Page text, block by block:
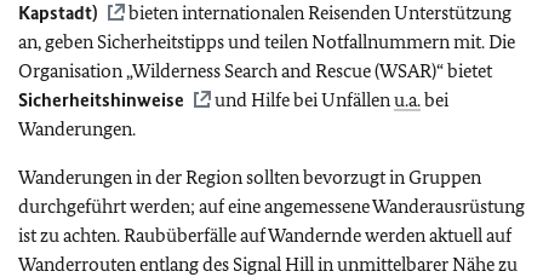
Kapstadt)
bieten internationalen Reisenden Unterstützung
an, geben Sicherheitstipps und teilen Notfallnummern mit.Die
Organisation „Wilderness Search and Rescue (WSAR)“ bietet
Sicherheitshinweise
und Hilfe bei Unfällenu.a.bei
Wanderungen.
Wanderungen in der Region sollten bevorzugt in Gruppen
durchgeführt werden; auf eine angemessene Wanderausrüstung
ist zu achten. Raubüberfälle auf Wandernde werden aktuell auf
Wanderrouten entlang des Signal Hill in unmittelbarer Nähe zu